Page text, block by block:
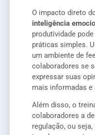
O impacto direto
inteligência
produtividade
práticas simples.
um ambiente de
colaboradores se
expressar suas
mais informadas e
Além disso, o
colaboradores a
regulação, ou